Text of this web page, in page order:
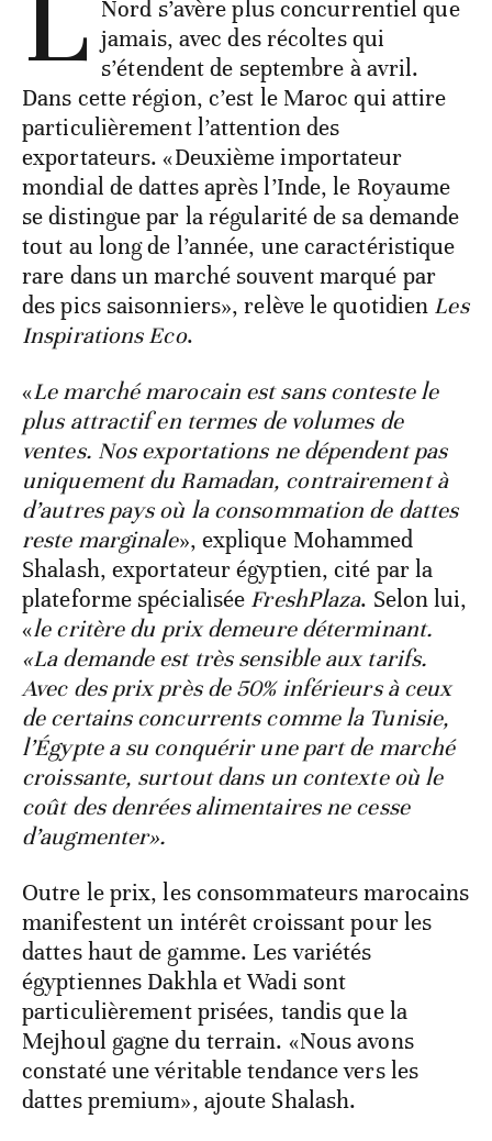
Nord s’avère plus concurrentiel que
jamais, avec des récoltes qui
s’étendent de septembre à avril.
Dans cette région, c’est le Maroc qui attire
particulièrement l’attention des
exportateurs. «Deuxième importateur
mondial de dattes après l’Inde, le Royaume
se distingue par la régularité de sa demande
tout au long de l’année, une caractéristique
rare dans un marché souvent marqué par
des pics saisonniers», relève le quotidien Les
Inspirations Eco.
«Le marché marocain est sans conteste le
plus attractif en termes de volumes de
ventes. Nos exportations ne dépendent pas
uniquement du Ramadan, contrairement à
d’autres pays où la consommation de dattes
reste marginale», explique Mohammed
Shalash, exportateur égyptien, cité par la
plateforme spécialisée FreshPlaza. Selon lui,
«le critère du prix demeure déterminant.
«La demande est très sensible aux tarifs.
Avec des prix près de 50% inférieurs à ceux
de certains concurrents comme la Tunisie,
l’Égypte a su conquérir une part de marché
croissante, surtout dans un contexte où le
coût des denrées alimentaires ne cesse
d’augmenter».
Outre le prix, les consommateurs marocains
manifestent un intérêt croissant pour les
dattes haut de gamme. Les variétés
égyptiennes Dakhla et Wadi sont
particulièrement prisées, tandis que la
Mejhoul gagne du terrain. «Nous avons
constaté une véritable tendance vers les
dattes premium», ajoute Shalash.